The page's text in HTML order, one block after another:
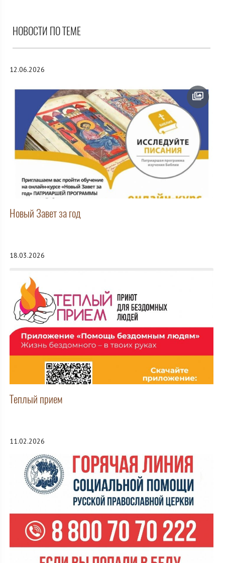
НОВОСТИ ПО ТЕМЕ
12.06.2026
Новый Завет за год
18.03.2026
Теплый прием
11.02.2026